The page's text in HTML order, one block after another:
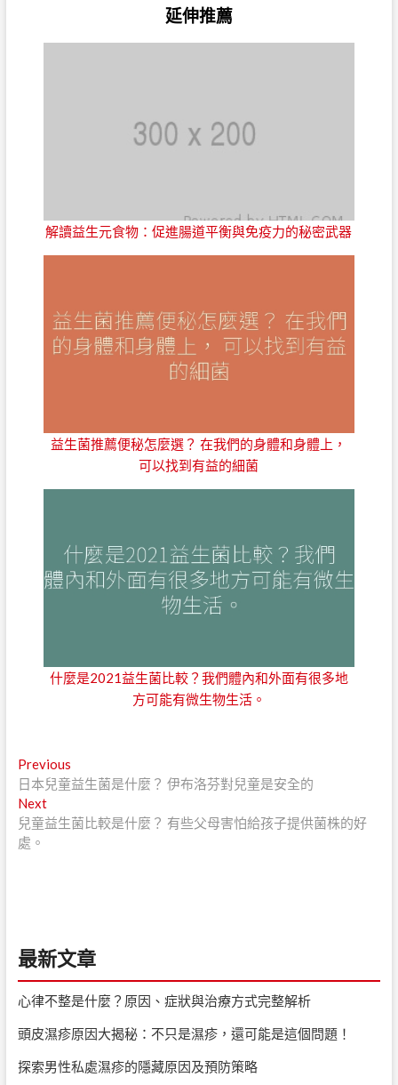
延伸推薦
解讀益生元食物：促進腸道平衡與免疫力的秘密武器
益生菌推薦便秘怎麼選？ 在我們的身體和身體上，
可以找到有益的細菌
什麼是2021益生菌比較？我們體內和外面有很多地
方可能有微生物生活。
文
章
導
覽
PreviousPrevious
post:
日本兒童益生菌是什麼？ 伊布洛芬對兒童是安全的
NextNext
post:
兒童益生菌比較是什麼？ 有些父母害怕給孩子提供菌株的好
處。
最新文章
心律不整是什麼？原因、症狀與治療方式完整解析
頭皮濕疹原因大揭秘：不只是濕疹，還可能是這個問題！
探索男性私處濕疹的隱藏原因及預防策略